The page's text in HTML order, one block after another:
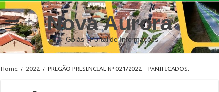
Nova Aurora
– Goiás | Portal de Informações
Home / 2022 / PREGÃO PRESENCIAL Nº 021/2022 – PANIFICADOS.